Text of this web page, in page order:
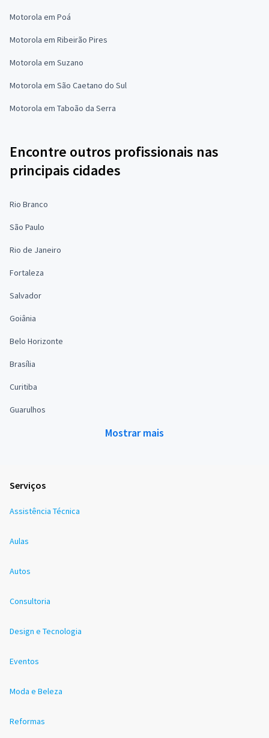
Motorola em Poá
Motorola em Ribeirão Pires
Motorola em Suzano
Motorola em São Caetano do Sul
Motorola em Taboão da Serra
Encontre outros profissionais nas
principais cidades
Rio Branco
São Paulo
Rio de Janeiro
Fortaleza
Salvador
Goiânia
Belo Horizonte
Brasília
Curitiba
Guarulhos
Mostrar mais
Serviços
Assistência Técnica
Aulas
Autos
Consultoria
Design e Tecnologia
Eventos
Moda e Beleza
Reformas